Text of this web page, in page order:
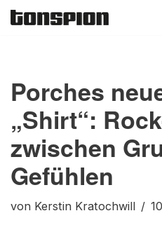
Porches
„Shirt“:
zwischen
Gefühlen
von Kerstin Kratochwill